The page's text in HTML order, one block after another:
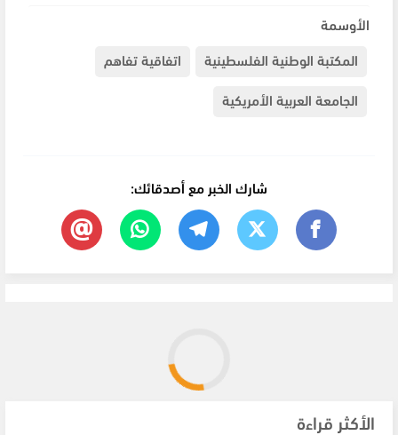
الأوسمة
المكتبة الوطنية الفلسطينية
اتفاقية تفاهم
الجامعة العربية الأمريكية
شارك الخبر مع أصدقائك:
الأكثر قراءة